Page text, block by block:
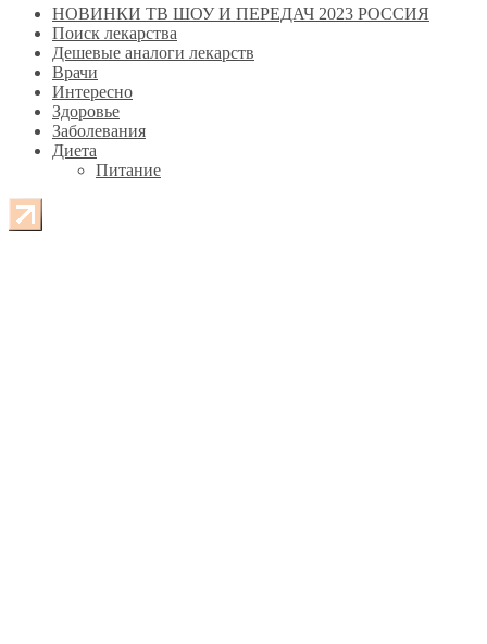
НОВИНКИ ТВ ШОУ И ПЕРЕДАЧ 2023 РОССИЯ
Поиск лекарства
Дешевые аналоги лекарств
Врачи
Интересно
Здоровье
Заболевания
Диета
Питание